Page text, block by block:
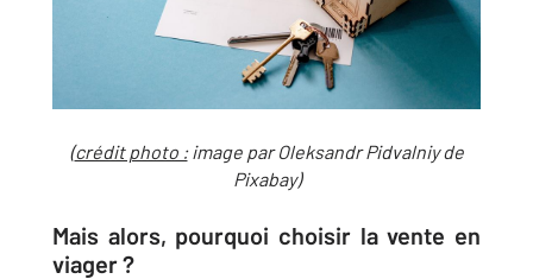
(crédit photo :image par Oleksandr Pidvalniy de
Pixabay)
Mais alors, pourquoi choisir la vente en
viager ?